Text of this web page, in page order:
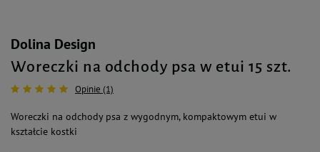
Dolina Design
Woreczki na odchody psa w etui 15 szt.
Opinie (1)
Woreczki na odchody psa z wygodnym, kompaktowym etui w
kształcie kostki